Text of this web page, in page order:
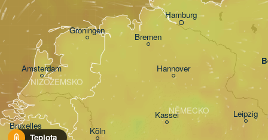
Teplota
Hamburg
Köln
Bruxelles
- Brussel
Amsterdam
Bremen
Hannover
Kassel
Groningen
NĚMECKO
NIZOZEMSKO
Leipzig